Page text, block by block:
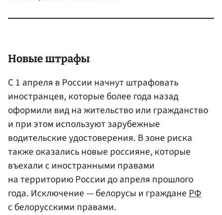
Новые штрафы
С 1 апреля в России начнут штрафовать
иностранцев, которые более года назад
оформили вид на жительство или гражданство
и при этом используют зарубежные
водительские удостоверения. В зоне риска
также оказались новые россияне, которые
въехали с иностранными правами
на территорию России до апреля прошлого
года. Исключение — белорусы и гражданеРФ
с белорусскими правами.